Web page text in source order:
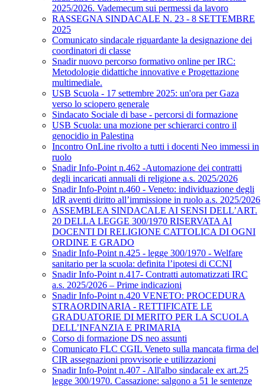
2025/2026. Vademecum sui permessi da lavoro
RASSEGNA SINDACALE N. 23 - 8 SETTEMBRE
2025
Comunicato sindacale riguardante la designazione dei
coordinatori di classe
Snadir nuovo percorso formativo online per IRC:
Metodologie didattiche innovative e Progettazione
multimediale.
USB Scuola - 17 settembre 2025: un'ora per Gaza
verso lo sciopero generale
Sindacato Sociale di base - percorsi di formazione
USB Scuola: una mozione per schierarci contro il
genocidio in Palestina
Incontro OnLine rivolto a tutti i docenti Neo immessi in
ruolo
Snadir Info-Point n.462 -Automazione dei contratti
degli incaricati annuali di religione a.s. 2025/2026
Snadir Info-Point n.460 - Veneto: individuazione degli
IdR aventi diritto all’immissione in ruolo a.s. 2025/2026
ASSEMBLEA SINDACALE AI SENSI DELL’ART.
20 DELLA LEGGE 300/1970 RISERVATA AI
DOCENTI DI RELIGIONE CATTOLICA DI OGNI
ORDINE E GRADO
Snadir Info-Point n.425 - legge 300/1970 - Welfare
sanitario per la scuola: definita l’ipotesi di CCNI
Snadir Info-Point n.417- Contratti automatizzati IRC
a.s. 2025/2026 – Prime indicazioni
Snadir Info-Point n.420 VENETO: PROCEDURA
STRAORDINARIA - RETTIFICATE LE
GRADUATORIE DI MERITO PER LA SCUOLA
DELL’INFANZIA E PRIMARIA
Corso di formazione DS neo assunti
Comunicato FLC CGIL Veneto sulla mancata firma del
CIR assegnazioni provvisorie e utilizzazioni
Snadir Info-Point n.407 - All'albo sindacale ex art.25
legge 300/1970. Cassazione: salgono a 51 le sentenze